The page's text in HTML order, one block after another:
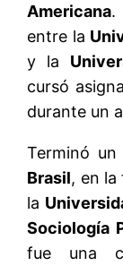
Americana.
entre la
y la
cursó
durante un
Terminó un
Brasil, en la
la
Sociología
fue una